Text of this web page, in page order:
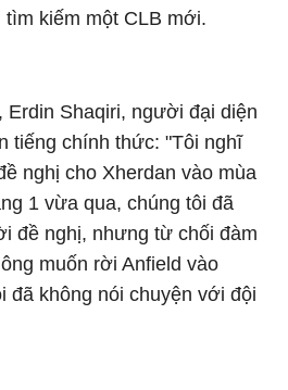
kiếm một CLB mới.
Erdin Shaqiri, người đại diện
tiếng chính thức: "Tôi nghĩ
nghị cho Xherdan vào mùa
1 vừa qua, chúng tôi đã
đề nghị, nhưng từ chối đàm
muốn rời Anfield vào
đã không nói chuyện với đội